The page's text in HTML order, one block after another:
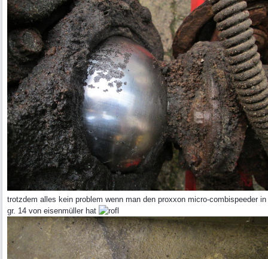
trotzdem alles kein problem wenn man den proxxon micro-combispeeder in
gr. 14 von eisenmüller hat